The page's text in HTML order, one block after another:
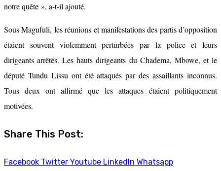
notre quête », a-t-il ajouté.
Sous Magufuli, les réunions et manifestations des partis d’opposition
étaient souvent violemment perturbées par la police et leurs
dirigeants arrêtés. Les hauts dirigeants du Chadema, Mbowe, et le
député Tundu Lissu ont été attaqués par des assaillants inconnus.
Tous deux ont affirmé que les attaques étaient politiquement
motivées.
Share This Post:
Facebook Twitter Youtube LinkedIn Whatsapp